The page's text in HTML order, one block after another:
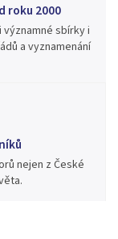
roku 2000
sbírky i
a vyznamenání
nejen z České